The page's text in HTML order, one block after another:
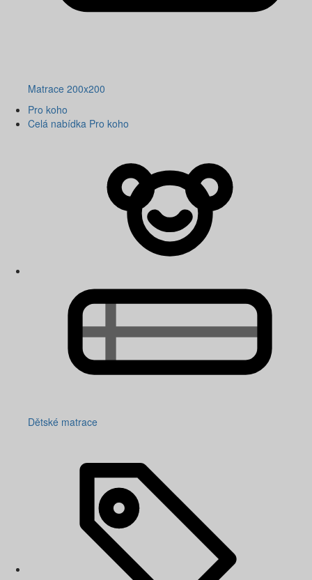
Matrace 200x200
Pro koho
Celá nabídka Pro koho
Dětské matrace